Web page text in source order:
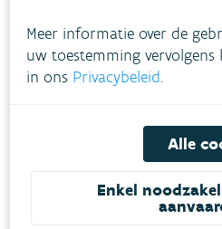
Geïnteresseerd?
Op 13/12 houden we een
campagne toe te lichten
Schrijf je hier in voor ons
Samen zetten we
Meer informatie over de
uw toestemming
in ons Privacybeleid.
Alle
Enkel